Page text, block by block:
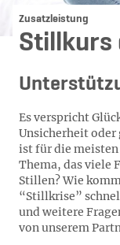
Zusatzleistung
Stillkurs
Es verspricht
Unsicherheit
ist für die
Thema, das viele
Stillen? Wie
“Stillkrise”
und weitere
von unserem